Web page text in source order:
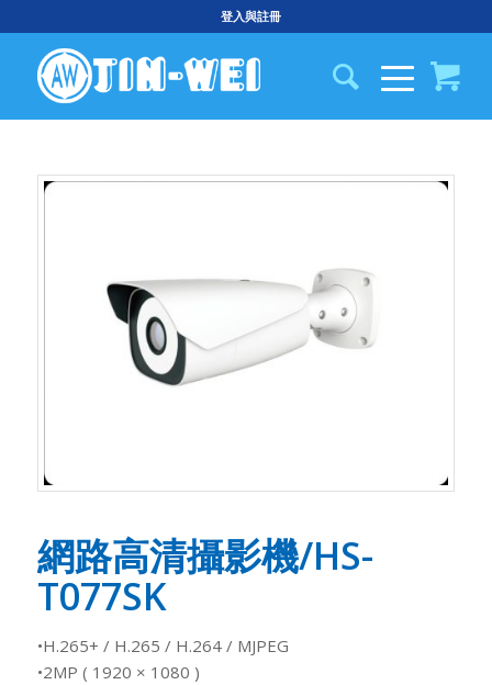
登入與註冊
網路高清攝影機/HS-
T077SK
•H.265+ / H.265 / H.264 / MJPEG
•2MP ( 1920 × 1080 )